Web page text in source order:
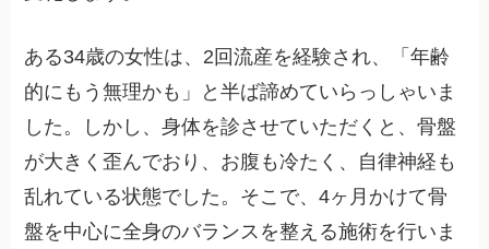
ある34歳の女性は、2回流産を経験され、「年齢
的にもう無理かも」と半ば諦めていらっしゃいま
した。しかし、身体を診させていただくと、骨盤
が大きく歪んでおり、お腹も冷たく、自律神経も
乱れている状態でした。そこで、4ヶ月かけて骨
盤を中心に全身のバランスを整える施術を行いま